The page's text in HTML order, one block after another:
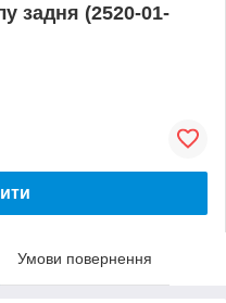
задня (2520-01-
Умови повернення